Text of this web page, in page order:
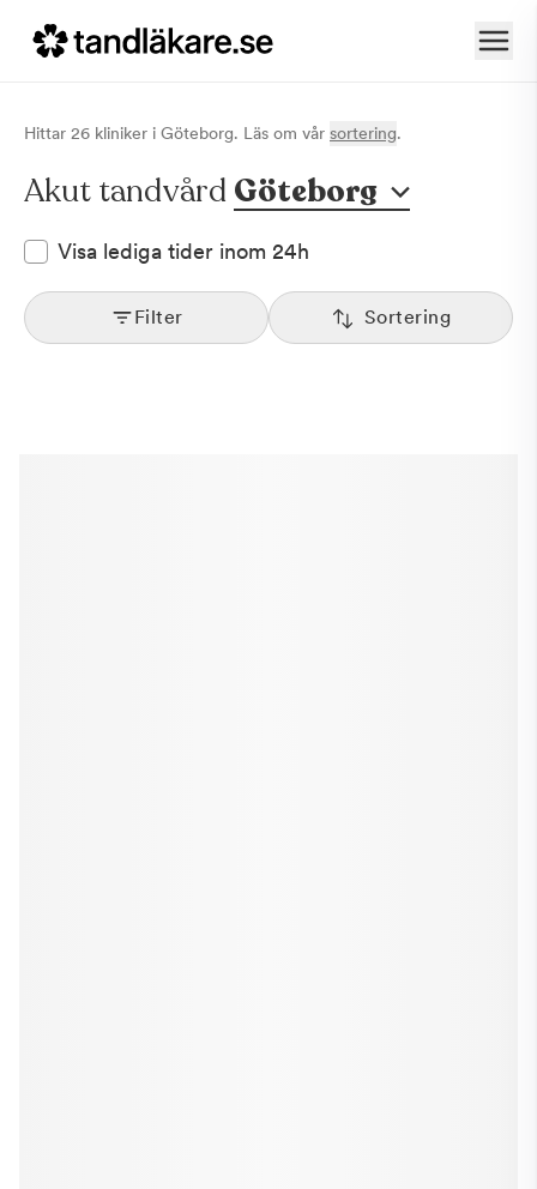
Hittar 26 kliniker i Göteborg. Läs om vår sortering.
Akut tandvård Göteborg
Visa lediga tider inom 24h
Filter Sortering